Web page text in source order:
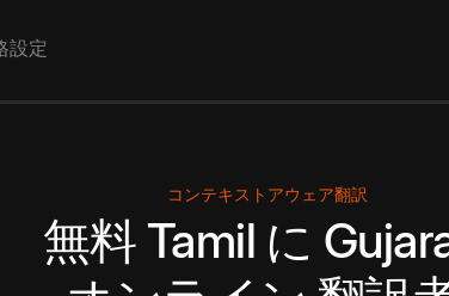
設定
コンテキストアウェア翻訳
無料 Tamil に